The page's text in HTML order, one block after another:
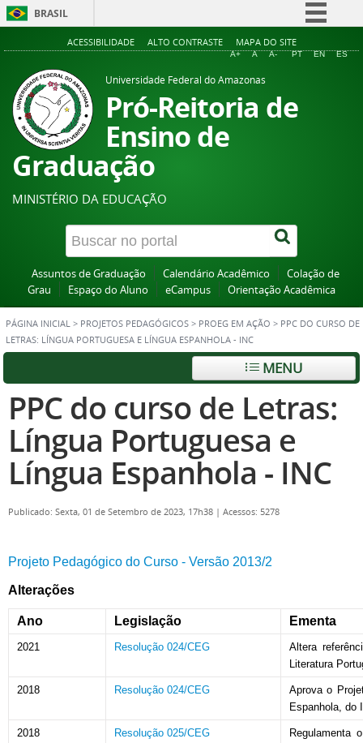
BRASIL
Simplifique!
Acesso à informação
ACESSIBILIDADE ALTO CONTRASTE MAPA DO SITE
A+ A A- PT EN ES
Universidade Federal do Amazonas
Pró-Reitoria de
Ensino de
Graduação
MINISTÉRIO DA EDUCAÇÃO
Assuntos de Graduação Calendário Acadêmico
Colação de
Grau
Espaço do Aluno eCampus Orientação Acadêmica
PÁGINA INICIAL > PROJETOS PEDAGÓGICOS > PROEG EM AÇÃO > PPC DO CURSO DE
LETRAS: LÍNGUA PORTUGUESA E LÍNGUA ESPANHOLA - INC
MENU
PPC do curso de Letras:
Língua Portuguesa e
Língua Espanhola - INC
Publicado: Sexta, 01 de Setembro de 2023, 17h38 | Acessos: 5278
Projeto Pedagógico do Curso - Versão 2013/2
Alterações
Ano Legislação Ementa
2021 Resolução 024/CEG
Altera
Literatura
2018 Resolução 024/CEG
Aprova o
Espanhola, do
2018 Resolução 025/CEG
Regulamenta